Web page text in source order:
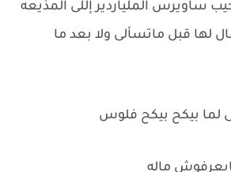
ساويرس الملياردير إللى المذيعه
لها قبل ماتسألى ولا بعد ما
لما بيكح بيكح فلوس
ماله